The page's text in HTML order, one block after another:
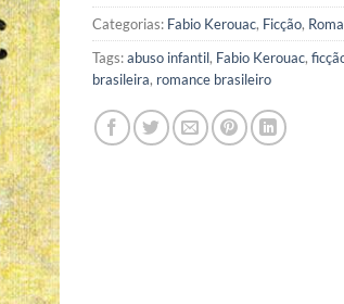
Categorias: Fabio Kerouac, Ficção,
Tags:abuso infantil, Fabio Kerouac,
brasileira, romance brasileiro